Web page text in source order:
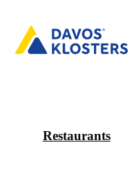
Restaurants